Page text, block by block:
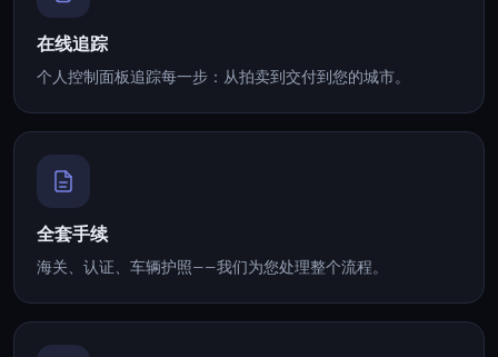
在线追踪
个人控制面板追踪每一步：从拍卖到交付到您的城市。
全套手续
海关、认证、车辆护照——我们为您处理整个流程。